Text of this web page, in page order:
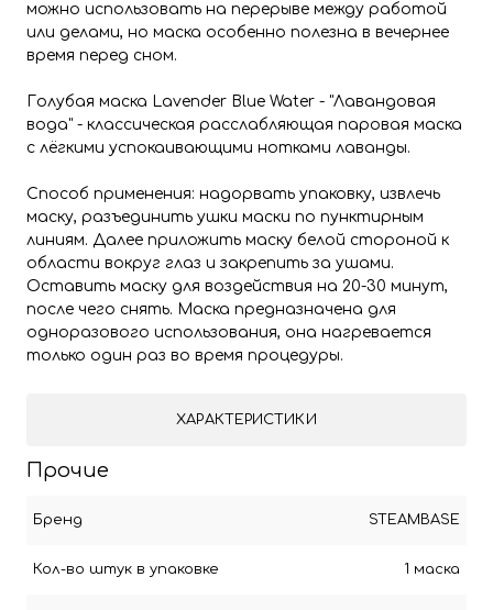
можно использовать на перерыве между работой
или делами, но маска особенно полезна в вечернее
время перед сном.
Голубая маска Lavender Blue Water - "Лавандовая
вода" - классическая расслабляющая паровая маска
с лёгкими успокаивающими нотками лаванды.
Способ применения: надорвать упаковку, извлечь
маску, разъединить ушки маски по пунктирным
линиям. Далее приложить маску белой стороной к
области вокруг глаз и закрепить за ушами.
Оставить маску для воздействия на 20-30 минут,
после чего снять. Маска предназначена для
одноразового использования, она нагревается
только один раз во время процедуры.
ХАРАКТЕРИСТИКИ
Прочие
Бренд STEAMBASE
Кол-во штук в упаковке 1 маска